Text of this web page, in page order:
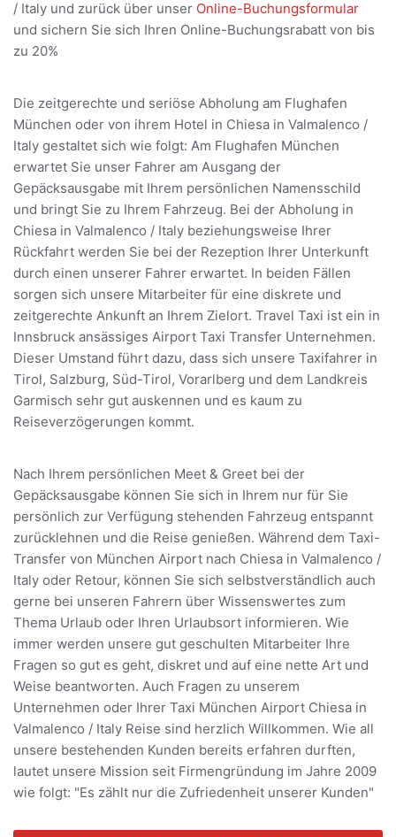
/ Italy und zurück über unser Online-Buchungsformular
und sichern Sie sich Ihren Online-Buchungsrabatt von bis
zu 20%
Die zeitgerechte und seriöse Abholung am Flughafen
München oder von ihrem Hotel in Chiesa in Valmalenco /
Italy gestaltet sich wie folgt: Am Flughafen München
erwartet Sie unser Fahrer am Ausgang der
Gepäcksausgabe mit Ihrem persönlichen Namensschild
und bringt Sie zu Ihrem Fahrzeug. Bei der Abholung in
Chiesa in Valmalenco / Italy beziehungsweise Ihrer
Rückfahrt werden Sie bei der Rezeption Ihrer Unterkunft
durch einen unserer Fahrer erwartet. In beiden Fällen
sorgen sich unsere Mitarbeiter für eine diskrete und
zeitgerechte Ankunft an Ihrem Zielort. Travel Taxi ist ein in
Innsbruck ansässiges Airport Taxi Transfer Unternehmen.
Dieser Umstand führt dazu, dass sich unsere Taxifahrer in
Tirol, Salzburg, Süd-Tirol, Vorarlberg und dem Landkreis
Garmisch sehr gut auskennen und es kaum zu
Reiseverzögerungen kommt.
Nach Ihrem persönlichen Meet & Greet bei der
Gepäcksausgabe können Sie sich in Ihrem nur für Sie
persönlich zur Verfügung stehenden Fahrzeug entspannt
zurücklehnen und die Reise genießen. Während dem Taxi-
Transfer von München Airport nach Chiesa in Valmalenco /
Italy oder Retour, können Sie sich selbstverständlich auch
gerne bei unseren Fahrern über Wissenswertes zum
Thema Urlaub oder Ihren Urlaubsort informieren. Wie
immer werden unsere gut geschulten Mitarbeiter Ihre
Fragen so gut es geht, diskret und auf eine nette Art und
Weise beantworten. Auch Fragen zu unserem
Unternehmen oder Ihrer Taxi München Airport Chiesa in
Valmalenco / Italy Reise sind herzlich Willkommen. Wie all
unsere bestehenden Kunden bereits erfahren durften,
lautet unsere Mission seit Firmengründung im Jahre 2009
wie folgt: "Es zählt nur die Zufriedenheit unserer Kunden"